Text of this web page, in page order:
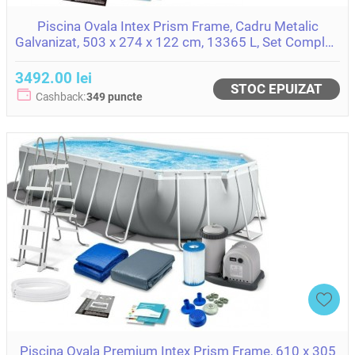
Piscina Ovala Intex Prism Frame, Cadru Metalic
Galvanizat, 503 x 274 x 122 cm, 13365 L, Set Complet:
3492.00 lei
Cashback:349 puncte STOC EPUIZAT
Piscina Ovala Premium Intex Prism Frame, 610 x 305